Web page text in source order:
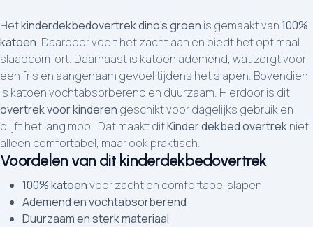
Hetkinderdekbedovertrek dino's groen is gemaakt van100%
katoen. Daardoor voelt het zacht aan en biedt het optimaal
slaapcomfort. Daarnaast is katoen ademend, wat zorgt voor
een fris en aangenaam gevoel tijdens het slapen. Bovendien
is katoen vochtabsorberend en duurzaam. Hierdoor is dit
overtrek voor kinderen geschikt voor dagelijks gebruik en
blijft het lang mooi. Dat maakt ditKinder dekbed overtrekniet
alleen comfortabel, maar ook praktisch.
Voordelen van dit kinderdekbedovertrek
100% katoenvoor zacht en comfortabel slapen
Ademend en vochtabsorberend
Duurzaam en sterk materiaal